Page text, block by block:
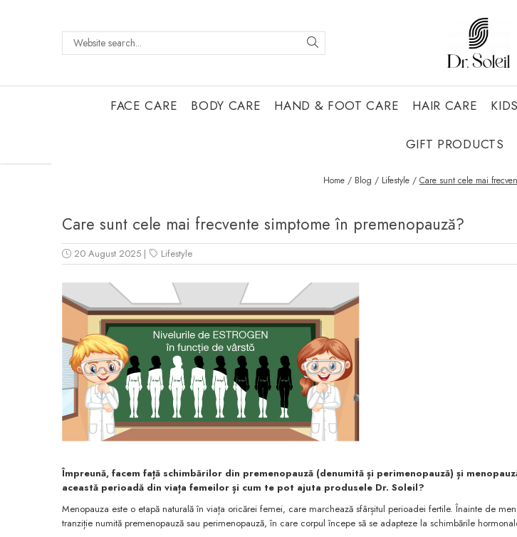
FACE CARE BODY CARE HAND & FOOT CARE HAIR CARE
GIFT PRODUCTS
Home / Blog / Lifestyle / Care sunt cele mai
Care sunt cele mai frecvente simptome în premenopauză?
20 August 2025 | Lifestyle
Împreună, facem față schimbărilor din premenopauză (denumită și perimenopauză) și
această perioadă din viața femeilor și cum te pot ajuta produsele Dr. Soleil?
Menopauza este o etapă naturală în viața oricărei femei, care marchează sfârșitul perioadei fertile. Înainte de
tranziție numită premenopauză sau perimenopauză, în care corpul începe să se adapteze la schimbările